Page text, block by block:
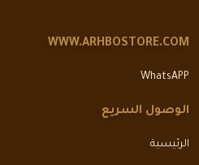
WWW.ARHBOSTORE.COM
WhatsAPP
الوصول السريع
الرئيسية